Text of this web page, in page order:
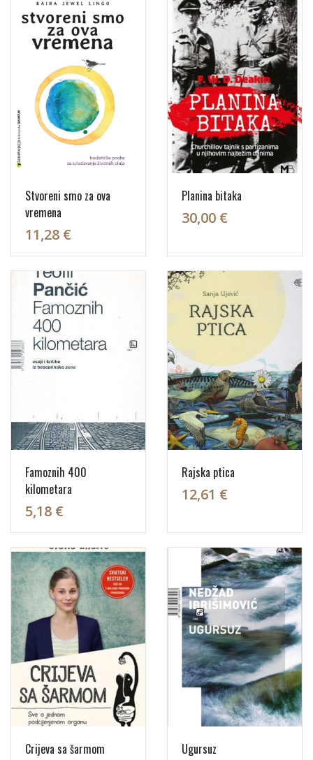
Stvoreni smo za ova
vremena
11,28 €
Planina bitaka
30,00 €
Famoznih 400
kilometara
5,18 €
Rajska ptica
12,61 €
Crijeva sa šarmom Ugursuz